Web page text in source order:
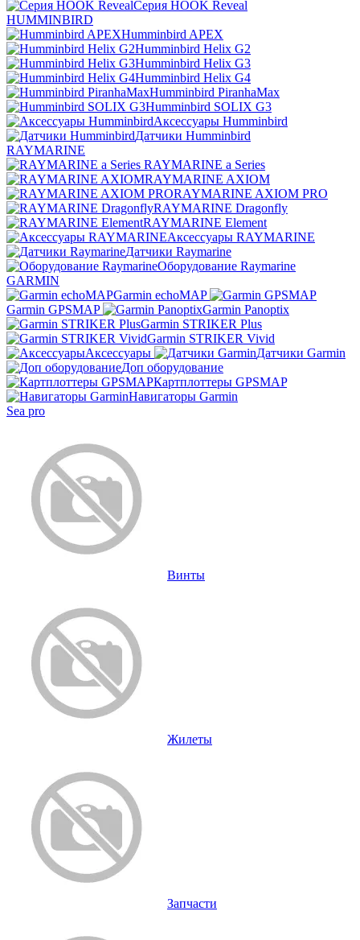
Серия HOOK Reveal
HUMMINBIRD
Humminbird APEX
Humminbird Helix G2
Humminbird Helix G3
Humminbird Helix G4
Humminbird PiranhaMax
Humminbird SOLIX G3
Аксессуары Humminbird
Датчики Humminbird
RAYMARINE
RAYMARINE a Series
RAYMARINE AXIOM
RAYMARINE AXIOM PRO
RAYMARINE Dragonfly
RAYMARINE Element
Аксессуары RAYMARINE
Датчики Raymarine
Оборудование Raymarine
GARMIN
Garmin echoMAP
Garmin GPSMAP
Garmin Panoptix
Garmin STRIKER Plus
Garmin STRIKER Vivid
Аксессуары
Датчики Garmin
Доп оборудование
Картплоттеры GPSMAP
Навигаторы Garmin
Sea pro
Винты
Жилеты
Запчасти